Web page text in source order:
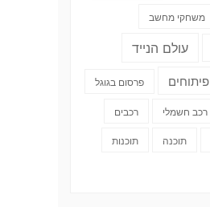
משחקי מחשב
עולם הנייד
פיתוחים פרסום בגוגל
רכב חשמלי רכבים
תוכנה תוכנות